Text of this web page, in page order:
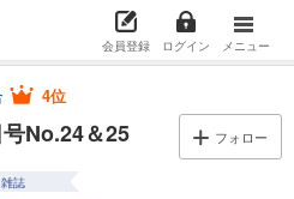
会員登録 ログイン メニュー
4位
No.24＆25 フォロー
雑誌